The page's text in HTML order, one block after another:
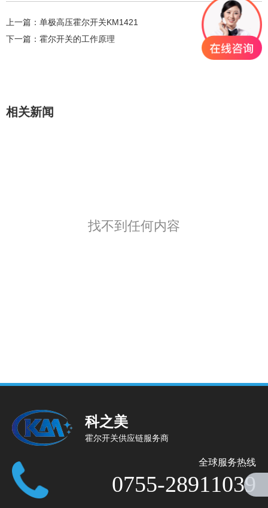
上一篇： 单极高压霍尔开关KM1421
下一篇： 霍尔开关的工作原理
相关新闻
找不到任何内容
科之美
霍尔开关供应链服务商
全球服务热线
0755-28911039